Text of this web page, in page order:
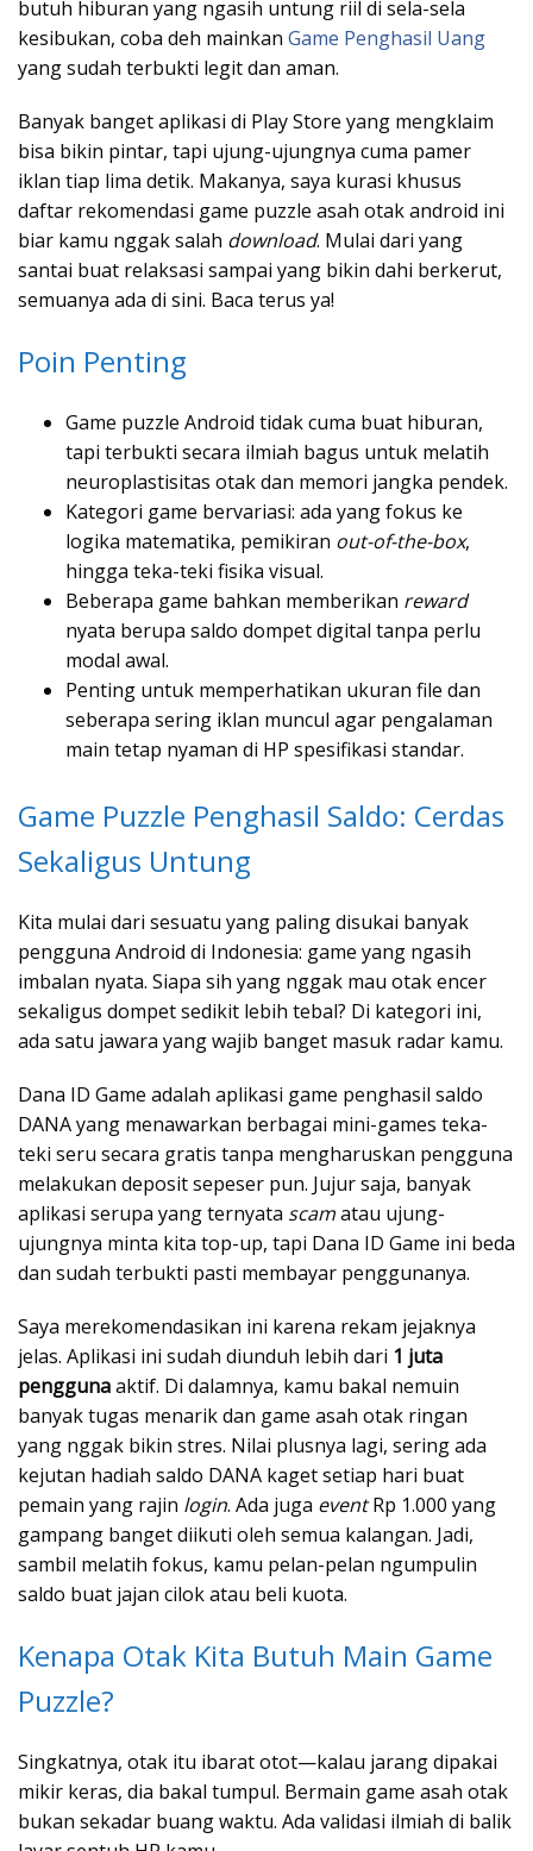
butuh hiburan yang ngasih untung riil di sela-sela
kesibukan, coba deh mainkan Game Penghasil Uang
yang sudah terbukti legit dan aman.
Banyak banget aplikasi di Play Store yang mengklaim
bisa bikin pintar, tapi ujung-ujungnya cuma pamer
iklan tiap lima detik. Makanya, saya kurasi khusus
daftar rekomendasi game puzzle asah otak android ini
biar kamu nggak salah download. Mulai dari yang
santai buat relaksasi sampai yang bikin dahi berkerut,
semuanya ada di sini. Baca terus ya!
Poin Penting
Game puzzle Android tidak cuma buat hiburan,
tapi terbukti secara ilmiah bagus untuk melatih
neuroplastisitas otak dan memori jangka pendek.
Kategori game bervariasi: ada yang fokus ke
logika matematika, pemikiran out-of-the-box,
hingga teka-teki fisika visual.
Beberapa game bahkan memberikan reward
nyata berupa saldo dompet digital tanpa perlu
modal awal.
Penting untuk memperhatikan ukuran file dan
seberapa sering iklan muncul agar pengalaman
main tetap nyaman di HP spesifikasi standar.
Game Puzzle Penghasil Saldo: Cerdas
Sekaligus Untung
Kita mulai dari sesuatu yang paling disukai banyak
pengguna Android di Indonesia: game yang ngasih
imbalan nyata. Siapa sih yang nggak mau otak encer
sekaligus dompet sedikit lebih tebal? Di kategori ini,
ada satu jawara yang wajib banget masuk radar kamu.
Dana ID Game adalah aplikasi game penghasil saldo
DANA yang menawarkan berbagai mini-games teka-
teki seru secara gratis tanpa mengharuskan pengguna
melakukan deposit sepeser pun. Jujur saja, banyak
aplikasi serupa yang ternyata scamatau ujung-
ujungnya minta kita top-up, tapi Dana ID Game ini beda
dan sudah terbukti pasti membayar penggunanya.
Saya merekomendasikan ini karena rekam jejaknya
jelas. Aplikasi ini sudah diunduh lebih dari 1 juta
penggunaaktif. Di dalamnya, kamu bakal nemuin
banyak tugas menarik dan game asah otak ringan
yang nggak bikin stres. Nilai plusnya lagi, sering ada
kejutan hadiah saldo DANA kaget setiap hari buat
pemain yang rajin login. Ada juga eventRp 1.000 yang
gampang banget diikuti oleh semua kalangan. Jadi,
sambil melatih fokus, kamu pelan-pelan ngumpulin
saldo buat jajan cilok atau beli kuota.
Kenapa Otak Kita Butuh Main Game
Puzzle?
Singkatnya, otak itu ibarat otot—kalau jarang dipakai
mikir keras, dia bakal tumpul. Bermain game asah otak
bukan sekadar buang waktu. Ada validasi ilmiah di balik